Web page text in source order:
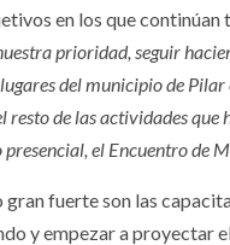
en los que continúan
prioridad, seguir
del municipio de
de las actividades que
el Encuentro de
fuerte son las
y empezar a proyectar